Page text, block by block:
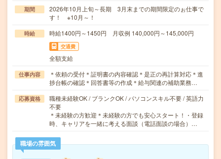
期間
2026年10月上旬～長期 3月末までの期間限定のぉ仕事で
す！ ※10月～！
時給 時給1400円～1450円 月収例 140,000円～145,000円
交通費
全額支給
仕事内容
＊依頼の受付＊証明書の内容確認＊是正の再計算対応＊進
捗台帳の確認＊回答書等の作成＊給与関連の補助業務…
応募資格
職種未経験OK / ブランクOK / パソコンスキル不要 / 英語力
不要
＊未経験の方歓迎＊未経験の方でも安心スタート！・登録
時、キャリアを一緒に考える面談（電話面談の場合）…
職場の雰囲気